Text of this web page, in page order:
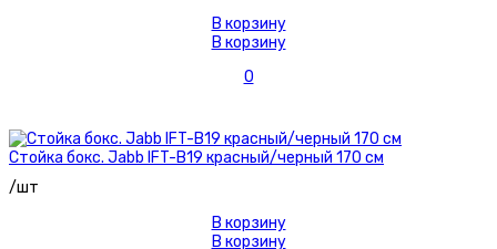
В корзину
В корзину
0
Стойка бокс. Jabb IFT-B19 красный/черный 170 см
/шт
В корзину
В корзину